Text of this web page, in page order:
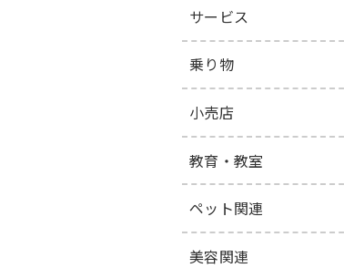
サービス
乗り物
小売店
教育・教室
ペット関連
美容関連